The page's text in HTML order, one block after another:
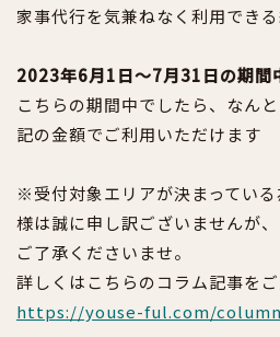
家事代行を気兼ねなく利用でき
2023年6月1日～7月31日の期間
こちらの期間中でしたら、なんと
記の金額でご利用いただけます
※受付対象エリアが決まってい
様は誠に申し訳ございませんが、
ご了承くださいませ。
詳しくはこちらのコラム記事を
https://youse-ful.com/